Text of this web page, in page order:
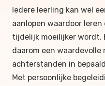
Iedere leerling kan wel
aanlopen waardoor
tijdelijk moeilijker wordt.
daarom een
achterstanden in
Met persoonlijke